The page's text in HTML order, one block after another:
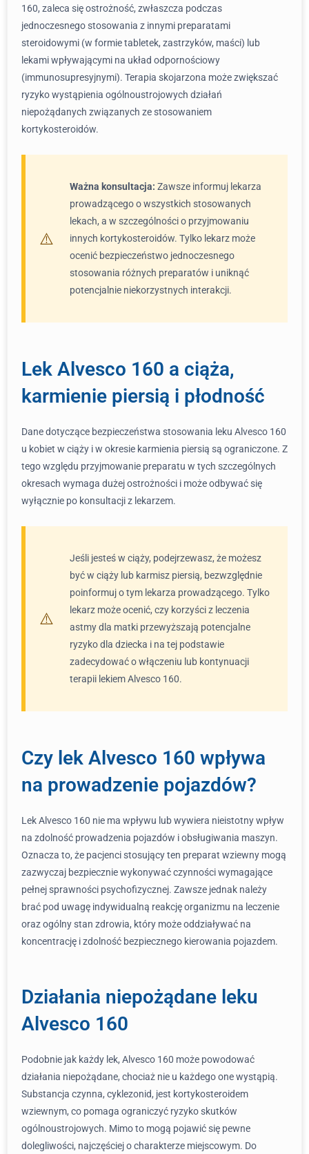
160, zaleca się ostrożność, zwłaszcza podczas
jednoczesnego stosowania z innymi preparatami
steroidowymi (w formie tabletek, zastrzyków, maści) lub
lekami wpływającymi na układ odpornościowy
(immunosupresyjnymi). Terapia skojarzona może zwiększać
ryzyko wystąpienia ogólnoustrojowych działań
niepożądanych związanych ze stosowaniem
kortykosteroidów.
Ważna konsultacja: Zawsze informuj lekarza
prowadzącego o wszystkich stosowanych
lekach, a w szczególności o przyjmowaniu
innych kortykosteroidów. Tylko lekarz może
ocenić bezpieczeństwo jednoczesnego
stosowania różnych preparatów i uniknąć
potencjalnie niekorzystnych interakcji.
Lek Alvesco 160 a ciąża,
karmienie piersią i płodność
Dane dotyczące bezpieczeństwa stosowania leku Alvesco 160
u kobiet w ciąży i w okresie karmienia piersią są ograniczone. Z
tego względu przyjmowanie preparatu w tych szczególnych
okresach wymaga dużej ostrożności i może odbywać się
wyłącznie po konsultacji z lekarzem.
Jeśli jesteś w ciąży, podejrzewasz, że możesz
być w ciąży lub karmisz piersią, bezwzględnie
poinformuj o tym lekarza prowadzącego. Tylko
lekarz może ocenić, czy korzyści z leczenia
astmy dla matki przewyższają potencjalne
ryzyko dla dziecka i na tej podstawie
zadecydować o włączeniu lub kontynuacji
terapii lekiem Alvesco 160.
Czy lek Alvesco 160 wpływa
na prowadzenie pojazdów?
Lek Alvesco 160 nie ma wpływu lub wywiera nieistotny wpływ
na zdolność prowadzenia pojazdów i obsługiwania maszyn.
Oznacza to, że pacjenci stosujący ten preparat wziewny mogą
zazwyczaj bezpiecznie wykonywać czynności wymagające
pełnej sprawności psychofizycznej. Zawsze jednak należy
brać pod uwagę indywidualną reakcję organizmu na leczenie
oraz ogólny stan zdrowia, który może oddziaływać na
koncentrację i zdolność bezpiecznego kierowania pojazdem.
Działania niepożądane leku
Alvesco 160
Podobnie jak każdy lek, Alvesco 160 może powodować
działania niepożądane, chociaż nie u każdego one wystąpią.
Substancja czynna, cyklezonid, jest kortykosteroidem
wziewnym, co pomaga ograniczyć ryzyko skutków
ogólnoustrojowych. Mimo to mogą pojawić się pewne
dolegliwości, najczęściej o charakterze miejscowym. Do